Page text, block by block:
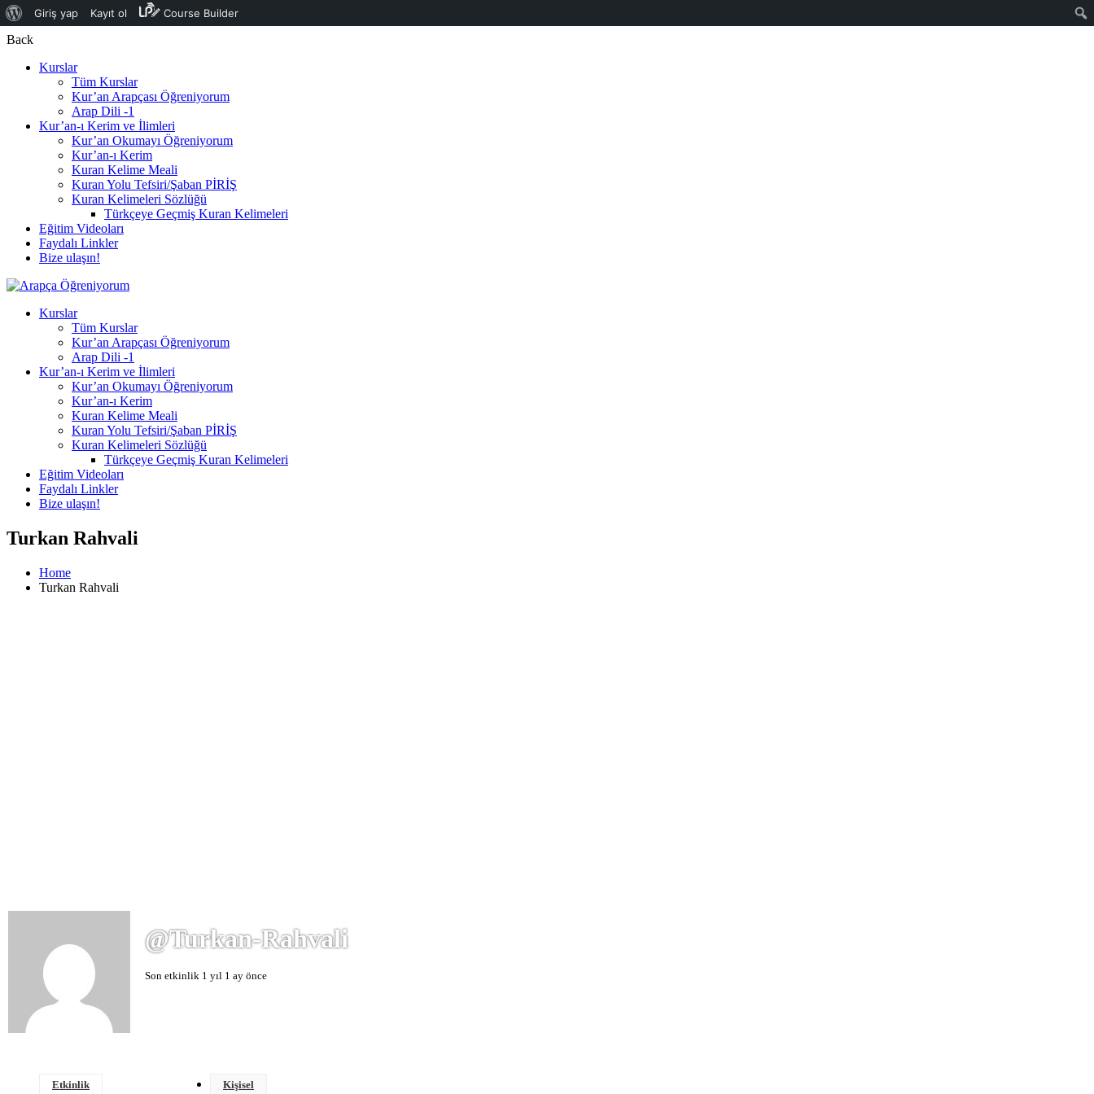
Giriş yap Kayıt ol Course Builder
Back
Kurslar
Tüm Kurslar
Kur’an Arapçası Öğreniyorum
Arap Dili -1
Kur’an-ı Kerim ve İlimleri
Kur’an Okumayı Öğreniyorum
Kur’an-ı Kerim
Kuran Kelime Meali
Kuran Yolu Tefsiri/Şaban PİRİŞ
Kuran Kelimeleri Sözlüğü
Türkçeye Geçmiş Kuran Kelimeleri
Eğitim Videoları
Faydalı Linkler
Bize ulaşın!
Kurslar
Tüm Kurslar
Kur’an Arapçası Öğreniyorum
Arap Dili -1
Kur’an-ı Kerim ve İlimleri
Kur’an Okumayı Öğreniyorum
Kur’an-ı Kerim
Kuran Kelime Meali
Kuran Yolu Tefsiri/Şaban PİRİŞ
Kuran Kelimeleri Sözlüğü
Türkçeye Geçmiş Kuran Kelimeleri
Eğitim Videoları
Faydalı Linkler
Bize ulaşın!
Turkan Rahvali
Home
Turkan Rahvali
@turkan-Rahvali
Son etkinlik 1 yıl 1 ay önce
Etkinlik Kişisel